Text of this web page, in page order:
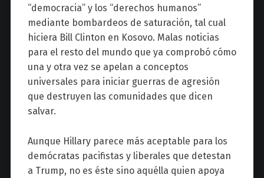
“democracia” y los “derechos humanos”
mediante bombardeos de saturación, tal cual
hiciera Bill Clinton en Kosovo. Malas noticias
para el resto del mundo que ya comprobó cómo
una y otra vez se apelan a conceptos
universales para iniciar guerras de agresión
que destruyen las comunidades que dicen
salvar.
Aunque Hillary parece más aceptable para los
demócratas pacifistas y liberales que detestan
a Trump, no es éste sino aquélla quien apoya